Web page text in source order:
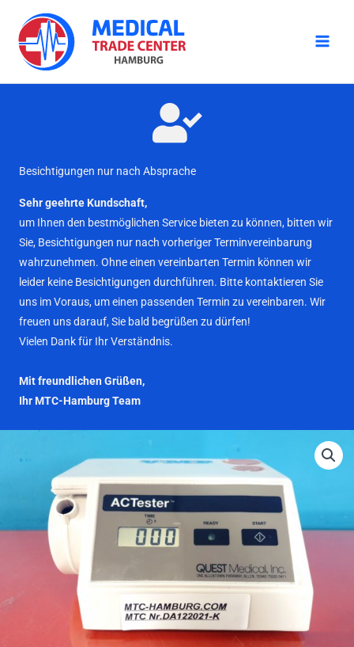
Inhalt
springen
Besichtigungen nur nach Absprache
Sehr geehrte Kundschaft,
um Ihnen den bestmöglichen Service bieten zu können, bitten wir
Sie, Besichtigungen nur nach vorheriger Terminvereinbarung
wahrzunehmen. Ohne einen vereinbarten Termin können wir
leider keine Besichtigungen durchführen. Bitte kontaktieren Sie
uns im Voraus, um einen passenden Termin zu vereinbaren. Wir
freuen uns darauf, Sie bald begrüßen zu dürfen!
Vielen Dank für Ihr Verständnis.
Mit freundlichen Grüßen,
Ihr MTC-Hamburg Team